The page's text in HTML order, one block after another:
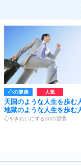
心の健康
天国のような人生を歩む
地獄のような人生を歩む
心をきれいにする30の習慣